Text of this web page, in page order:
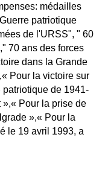
médailles
patriotique
de l'URSS", " 60
70 ans des forces
dans la Grande
Pour la victoire sur
patriotique de 1941-
Pour la prise de
»,« Pour la
le 19 avril 1993, a